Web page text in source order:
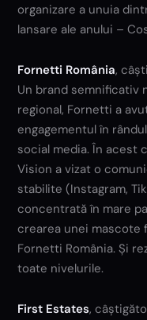
organizare a unuia
lansare ale anului –
Fornetti România,
Un brand semnificativ
regional, Fornetti a
engagementul în
social media. În acest
Vision a vizat o
stabilite (Instagram,
concentrată în mare
crearea unei
Fornetti România. Și
toate nivelurile.
First Estates,